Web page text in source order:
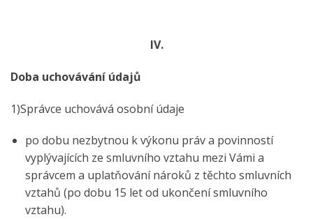
IV.
Doba uchovávání údajů
1)Správce uchovává osobní údaje
po dobu nezbytnou k výkonu práv a povinností
vyplývajících ze smluvního vztahu mezi Vámi a
správcem a uplatňování nároků z těchto smluvních
vztahů (po dobu 15 let od ukončení smluvního
vztahu).